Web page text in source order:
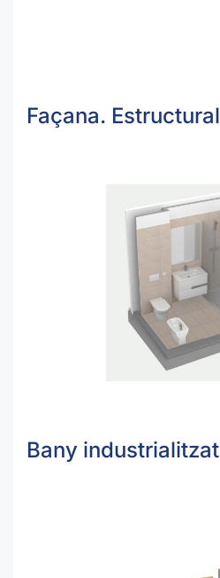
Façana. Estructural
Bany industrialitzat